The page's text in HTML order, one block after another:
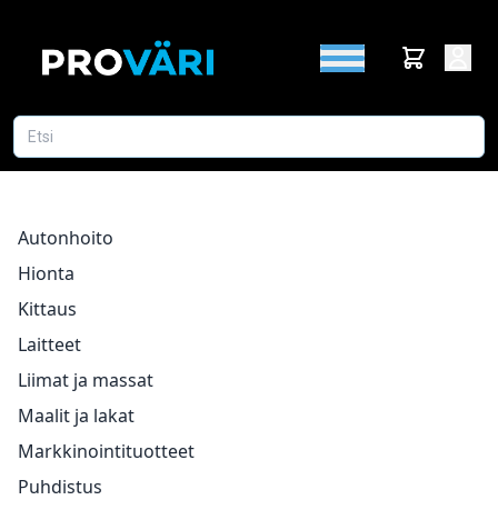
Autonhoito
Hionta
Kittaus
Laitteet
Liimat ja massat
Maalit ja lakat
Markkinointituotteet
Puhdistus